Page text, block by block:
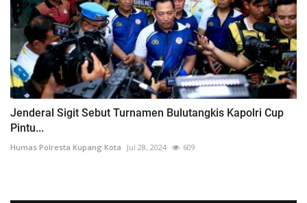
Jenderal Sigit Sebut Turnamen Bulutangkis Kapolri Cup
Pintu...
Humas Polresta Kupang Kota Jul 28, 2024 609